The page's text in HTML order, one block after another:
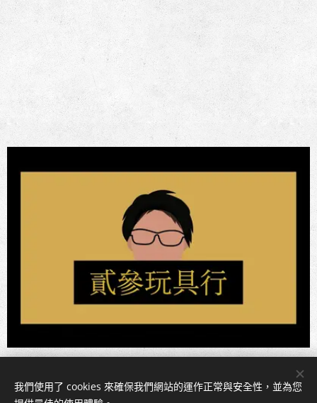
Cookies
我們使用了 cookies 來確保我們網站的運作正常與安全性，並為您